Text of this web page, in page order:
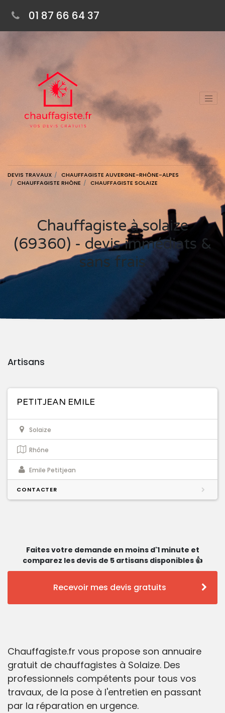
01 87 66 64 37
DEVIS TRAVAUX
CHAUFFAGISTE AUVERGNE-RHÔNE-ALPES
CHAUFFAGISTE RHÔNE
CHAUFFAGISTE SOLAIZE
Chauffagiste à solaize
(69360) - devis immédiats &
sans frais
Artisans
PETITJEAN EMILE
Solaize
Rhône
Emile Petitjean
CONTACTER
Faites votre demande en moins d'1 minute et
comparez les devis de 5 artisans disponibles 👍
Recevoir mes devis gratuits
Chauffagiste.fr vous propose son annuaire
gratuit de chauffagistes à Solaize. Des
professionnels compétents pour tous vos
travaux, de la pose à l'entretien en passant
par la réparation en urgence.